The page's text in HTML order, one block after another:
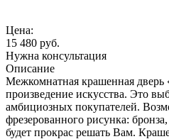
Цена:
15 480 руб.
Нужна консультация
Описание
Межкомнатная крашенная дверь
произведение искусства. Это
амбициозных покупателей.
фрезерованного рисунка:
будет прокрас решать Вам.